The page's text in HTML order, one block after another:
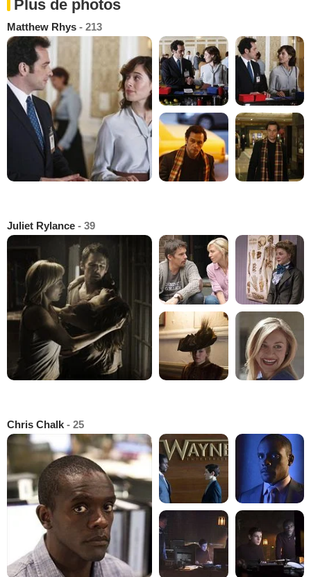
Plus de photos
Matthew Rhys - 213
Juliet Rylance - 39
Chris Chalk - 25